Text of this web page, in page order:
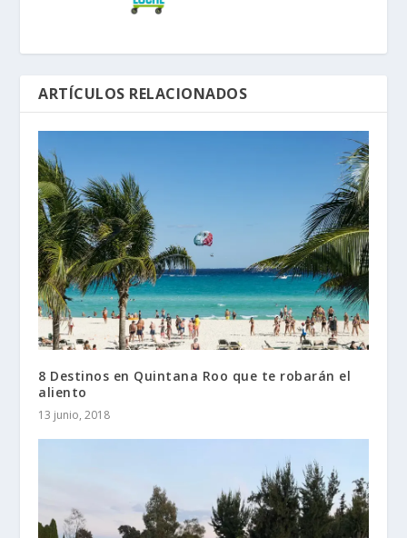
ARTÍCULOS RELACIONADOS
8 Destinos en Quintana Roo que te robarán el
aliento
13 junio, 2018